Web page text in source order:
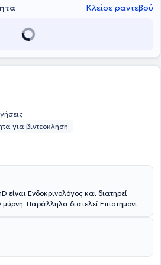
σε πλήθος συνεδρίων στην Ελλάδα και
Κλείσε ραντεβού
για βιντεοκλήση
είναι Ενδοκρινολόγος και διατηρεί
Παράλληλα διατελεί Επιστημονική
στη Β' Μαιευτική και Γυναικολογική
Είναι Διδάκτωρ Ιατρικής του
Θεσσαλονίκης, απ’ όπου διαθέτει
εξειδίκευσης στην "Ιατρική